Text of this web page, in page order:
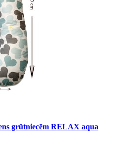
grūtniecēm RELAX aqua